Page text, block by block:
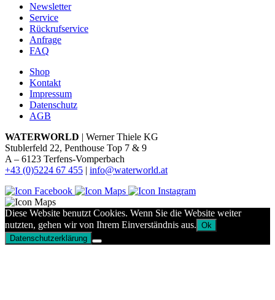
Newsletter
Service
Rückrufservice
Anfrage
FAQ
Shop
Kontakt
Impressum
Datenschutz
AGB
WATERWORLD | Werner Thiele KG
Stublerfeld 22, Penthouse Top 7 & 9
A – 6123 Terfens-Vomperbach
+43 (0)5224 67 455 | info@waterworld.at
Diese Website benutzt Cookies. Wenn Sie die Website weiter
nutzten, gehen wir von Ihrem Einverständnis aus. Ok
Datenschutzerklärung